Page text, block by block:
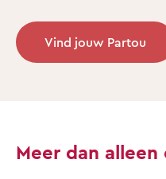
Vind jouw Partou
Meer dan alleen